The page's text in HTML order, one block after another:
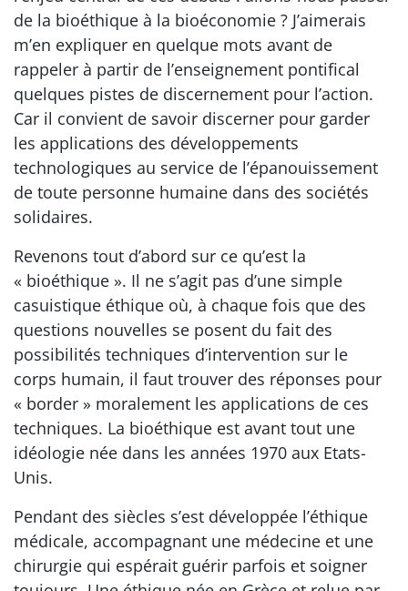
de la bioéthique à la bioéconomie ? J’aimerais
m’en expliquer en quelque mots avant de
rappeler à partir de l’enseignement pontifical
quelques pistes de discernement pour l’action.
Car il convient de savoir discerner pour garder
les applications des développements
technologiques au service de l’épanouissement
de toute personne humaine dans des sociétés
solidaires.
Revenons tout d’abord sur ce qu’est la
« bioéthique ». Il ne s’agit pas d’une simple
casuistique éthique où, à chaque fois que des
questions nouvelles se posent du fait des
possibilités techniques d’intervention sur le
corps humain, il faut trouver des réponses pour
« border » moralement les applications de ces
techniques. La bioéthique est avant tout une
idéologie née dans les années 1970 aux Etats-
Unis.
Pendant des siècles s’est développée l’éthique
médicale, accompagnant une médecine et une
chirurgie qui espérait guérir parfois et soigner